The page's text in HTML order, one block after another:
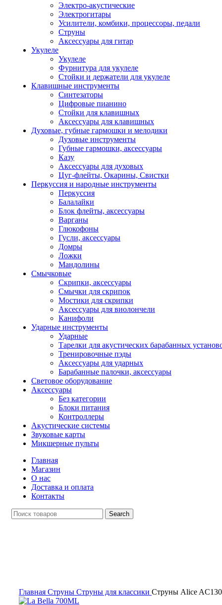
Электро-акустические
Электрогитары
Усилители, комбики, процессоры, педали
Струны
Аксессуары для гитар
Укулеле
Укулеле
Фурнитура для укулеле
Стойки и держатели для укулеле
Клавишные инструменты
Синтезаторы
Цифровые пианино
Стойки для клавишных
Аксессуары для клавишных
Духовые, губные гармошки и мелодики
Духовые инструменты
Губные гармошки, аксессуары
Казу
Аксессуары для духовых
Цуг-флейты, Окарины, Свистки
Перкуссия и народные инструменты
Перкуссия
Балалайки
Блок флейты, аксессуары
Варганы
Глюкофоны
Гусли, аксессуары
Домры
Ложки
Мандолины
Смычковые
Скрипки, аксессуары
Смычки для скрипок
Мостики для скрипки
Аксессуары для виолончели
Канифоли
Ударные инструменты
Ударные
Тарелки для акустических барабанных
Тренировочные пэды
Аксессуары для ударных
Барабанные палочки, аксессуары
Световое оборудование
Аксессуары
Без категории
Блоки питания
Контроллеры
Акустические системы
Звуковые карты
Микшерные пульты
Главная
Магазин
О нас
Доставка и оплата
Контакты
Search
Главная Струны Струны для классики Струны Alice